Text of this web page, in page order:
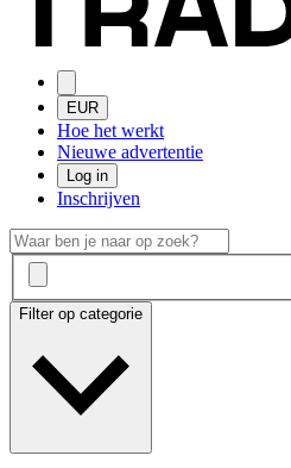
EUR
Hoe het werkt
Nieuwe advertentie
Log in
Inschrijven
Filter op categorie